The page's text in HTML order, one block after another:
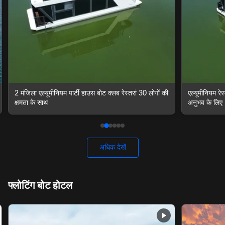
एल्यूमीनियम रेस्तरां बोटहाउस फ्लोटिंग रेस्तरां सुरुचिपूर्ण भोजन
अनुभव के लिए
30 लोग तैरती
और रेस्तरां
अधिक देखें
फ्लोटिंग बोट होटल